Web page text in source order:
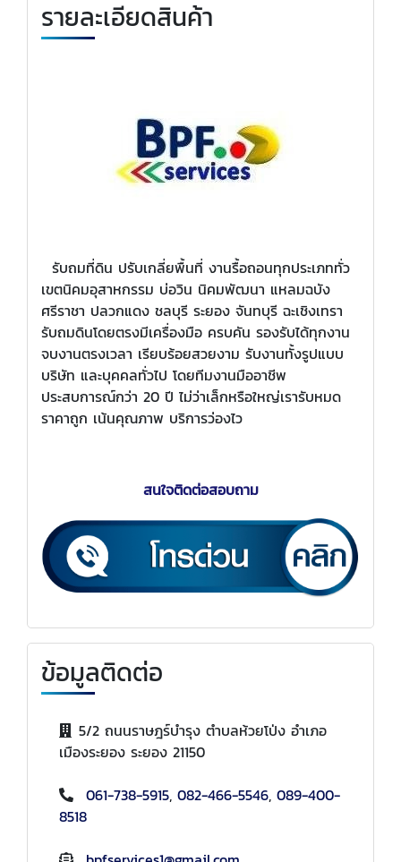
รายละเอียดสินค้า
รับถมที่ดิน ปรับเกลี่ยพื้นที่ งานรื้อถอนทุกประเภททั่ว
เขตนิคมอุสาหกรรม บ่อวิน นิคมพัฒนา แหลมฉบัง
ศรีราชา ปลวกแดง ชลบุรี ระยอง จันทบุรี ฉะเชิงเทรา
รับถมดินโดยตรงมีเครื่องมือ ครบคัน รองรับได้ทุกงาน
จบงานตรงเวลา เรียบร้อยสวยงาม รับงานทั้งรูปแบบ
บริษัท และบุคคลทั่วไป โดยทีมงานมืออาชีพ
ประสบการณ์กว่า 20 ปี ไม่ว่าเล็กหรือใหญ่เรารับหมด
ราคาถูก เน้นคุณภาพ บริการว่องไว
สนใจติดต่อสอบถาม
ข้อมูลติดต่อ
5/2 ถนนราษฎร์บำรุง ตำบลห้วยโป่ง อำเภอ
เมืองระยอง ระยอง 21150
061-738-5915, 082-466-5546, 089-400-
8518